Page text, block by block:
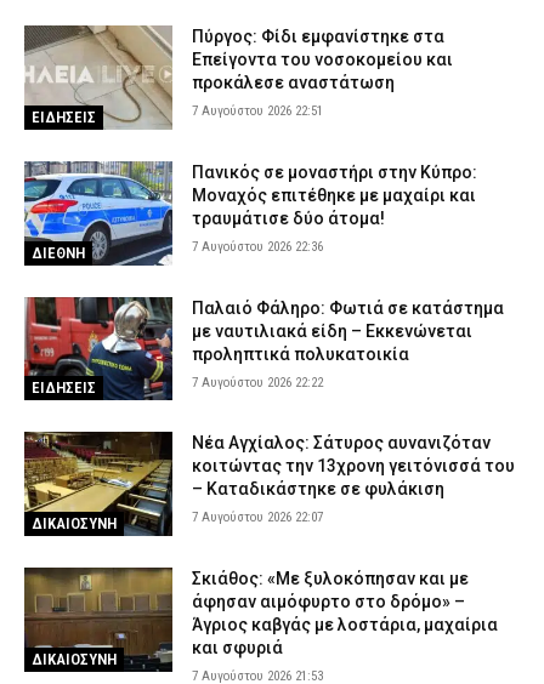
ΕΙΔΗΣΕΙΣ
Πύργος: Φίδι εμφανίστηκε στα
Επείγοντα του νοσοκομείου και
προκάλεσε αναστάτωση
7 Αυγούστου 2026 22:51
ΔΙΕΘΝΗ
Πανικός σε μοναστήρι στην Κύπρο:
Μοναχός επιτέθηκε με μαχαίρι και
τραυμάτισε δύο άτομα!
7 Αυγούστου 2026 22:36
ΕΙΔΗΣΕΙΣ
Παλαιό Φάληρο: Φωτιά σε κατάστημα
με ναυτιλιακά είδη – Εκκενώνεται
προληπτικά πολυκατοικία
7 Αυγούστου 2026 22:22
ΔΙΚΑΙΟΣΥΝΗ
Νέα Αγχίαλος: Σάτυρος αυνανιζόταν
κοιτώντας την 13χρονη γειτόνισσά του
– Καταδικάστηκε σε φυλάκιση
7 Αυγούστου 2026 22:07
ΔΙΚΑΙΟΣΥΝΗ
Σκιάθος: «Με ξυλοκόπησαν και με
άφησαν αιμόφυρτο στο δρόμο» –
Άγριος καβγάς με λοστάρια, μαχαίρια
και σφυριά
7 Αυγούστου 2026 21:53